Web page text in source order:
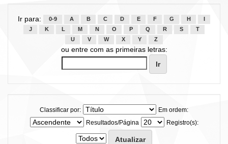
Ir para: 0-9 A B C D E F G H
J
K L M N O P Q R S
T
U
V W X Y Z
ou entre com as primeiras letras:
Classificar por:
Em ordem:
Resultados/Página
Registro(s):